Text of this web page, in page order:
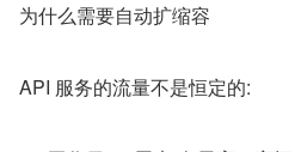
为什么需要自动扩缩容
API 服务的流量不是恒定的: